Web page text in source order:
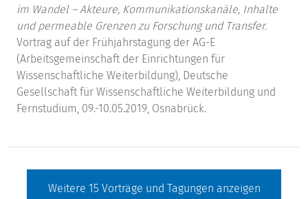
im Wandel – Akteure, Kommunikationskanäle, Inhalte
und permeable Grenzen zu Forschung und Transfer.
Vortrag auf der Frühjahrstagung der AG-E
(Arbeitsgemeinschaft der Einrichtungen für
Wissenschaftliche Weiterbildung), Deutsche
Gesellschaft für Wissenschaftliche Weiterbildung und
Fernstudium, 09.-10.05.2019, Osnabrück.
Weitere 15 Vorträge und Tagungen anzeigen